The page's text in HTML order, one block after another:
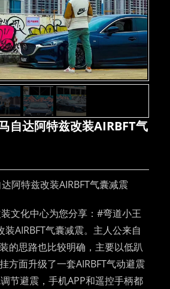
自达阿特兹改装AIRBFT气
阿特兹改装AIRBFT气囊减震
文化中心为您分享：#弯道小王
AIRBFT气囊减震。主人公来自
的思路也比较明确，主要以低趴
方面升级了一套AIRBFT气动避震
节避震，手机APP和遥控手柄都